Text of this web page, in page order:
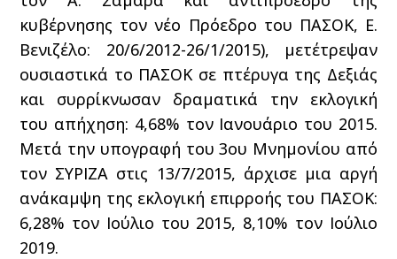
κυβέρνησης τον νέο Πρόεδρο του ΠΑΣΟΚ, Ε.
Βενιζέλο: 20/6/2012-26/1/2015), μετέτρεψαν
ουσιαστικά το ΠΑΣΟΚ σε πτέρυγα της Δεξιάς
και συρρίκνωσαν δραματικά την εκλογική
του απήχηση: 4,68% τον Ιανουάριο του 2015.
Μετά την υπογραφή του 3ου Μνημονίου από
τον ΣΥΡΙΖΑ στις 13/7/2015, άρχισε μια αργή
ανάκαμψη της εκλογική επιρροής του ΠΑΣΟΚ:
6,28% τον Ιούλιο του 2015, 8,10% τον Ιούλιο
2019.